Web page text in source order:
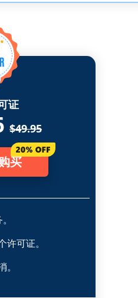
证
$49.95
买
可证。